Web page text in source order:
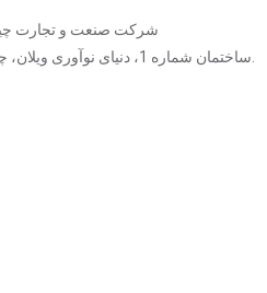
شرکت صنعت و تجارت
ساختمان شماره 1، دنیای نوآوری ویلان، چنگ یانگ چینگدائو شاندونگ چین.